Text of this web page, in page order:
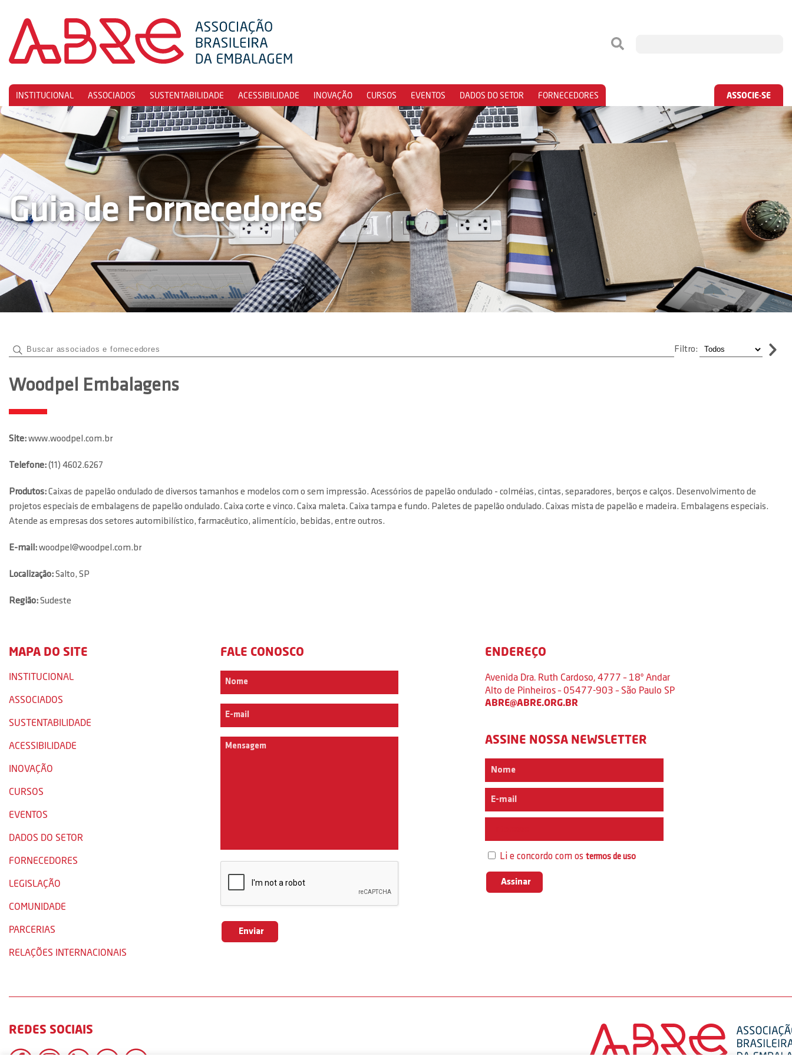
INSTITUCIONAL ASSOCIADOS SUSTENTABILIDADE ACESSIBILIDADE INOVAÇÃO CURSOS EVENTOS DADOS DO SETOR FORNECEDORES ASSOCIE-SE
Guia de Fornecedores
Filtro:
Woodpel Embalagens
Site:www.woodpel.com.br
Telefone:(11) 4602.6267
Produtos:Caixas de papelão ondulado de diversos tamanhos e modelos com o sem impressão. Acessórios de papelão ondulado - colméias, cintas, separadores, berços e calços. Desenvolvimento de
projetos especiais de embalagens de papelão ondulado. Caixa corte e vinco. Caixa maleta. Caixa tampa e fundo. Paletes de papelão ondulado. Caixas mista de papelão e madeira. Embalagens especiais.
Atende as empresas dos setores automibilístico, farmacêutico, alimentício, bebidas, entre outros.
E-mail:woodpel@woodpel.com.br
Localização:Salto, SP
Região:Sudeste
MAPA DO SITE
INSTITUCIONAL
ASSOCIADOS
SUSTENTABILIDADE
ACESSIBILIDADE
INOVAÇÃO
CURSOS
EVENTOS
DADOS DO SETOR
FORNECEDORES
LEGISLAÇÃO
COMUNIDADE
PARCERIAS
RELAÇÕES INTERNACIONAIS
FALE CONOSCO ENDEREÇO
Avenida Dra. Ruth Cardoso, 4777 – 18º Andar
Alto de Pinheiros – 05477-903 – São Paulo SP
ABRE@ABRE.ORG.BR
ASSINE NOSSA NEWSLETTER
Li e concordo com ostermos de uso
REDES SOCIAIS